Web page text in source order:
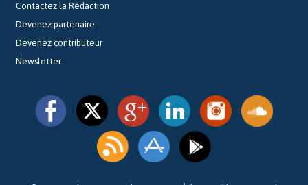
Contactez la Rédaction
Devenez partenaire
Devenez contributeur
Newsletter